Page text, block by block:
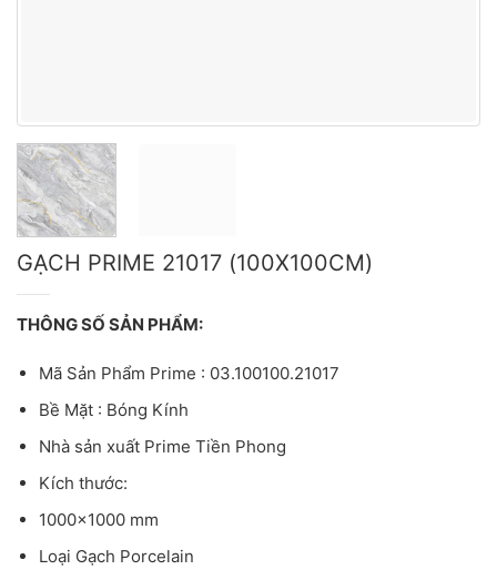
GẠCH PRIME 21017 (100X100CM)
THÔNG SỐ SẢN PHẨM:
Mã Sản Phẩm Prime : 03.100100.21017
Bề Mặt : Bóng Kính
Nhà sản xuất Prime Tiền Phong
Kích thước:
1000×1000 mm
Loại Gạch Porcelain